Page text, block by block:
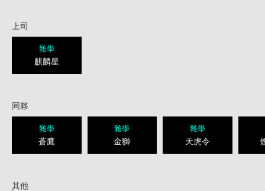
上司
雜學
麒麟星
同夥
雜學
蒼鷹
雜學
金獅
雜學
天虎令
其他